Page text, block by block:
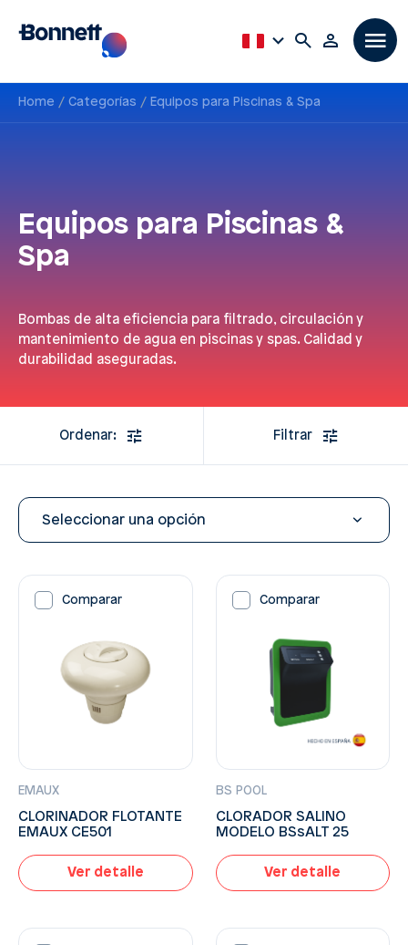
Home Categorías Equipos para Piscinas & Spa
Equipos para Piscinas &
Spa
Bombas de alta eficiencia para filtrado, circulación y
mantenimiento de agua en piscinas y spas. Calidad y
durabilidad aseguradas.
Ordenar: Filtrar
Seleccionar una opción
Comparar
EMAUX
CLORINADOR FLOTANTE
EMAUX CE501
Ver detalle
Comparar
BS POOL
CLORADOR SALINO
MODELO BSsALT 25
Ver detalle